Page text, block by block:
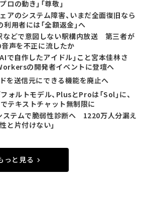
の動き」「尊敬」
アのシステム障害、いまだ全面復旧なら
用者には「全額返金」へ
などで意図しない駅構内放送 第三者が
声を不正に流したか
で自作したアイドル」こと宮本佳林さ
の開発者イベントに登壇へ
を送信元にできる機能を廃止へ
ォルトモデル、PlusとProは「Sol」に、
テキストチャット無制限に
ステムで脆弱性診断へ 1220万人分漏え
と片付けない」
っと見る